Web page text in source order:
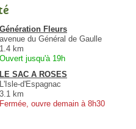
Génération Fleurs
avenue du Général de Gaulle
1.4 km
Ouvert jusqu'à 19h
LE SAC A ROSES
L'Isle-d'Espagnac
3.1 km
Fermée, ouvre demain à 8h30